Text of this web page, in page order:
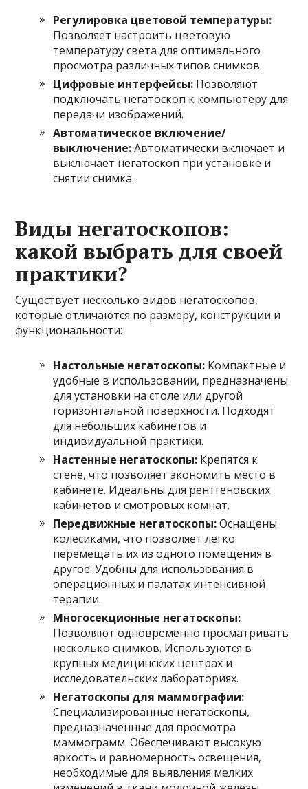
Регулировка цветовой температуры:
Позволяет настроить цветовую
температуру света для оптимального
просмотра различных типов снимков.
Цифровые интерфейсы: Позволяют
подключать негатоскоп к компьютеру для
передачи изображений.
Автоматическое включение/
выключение:Автоматически включает и
выключает негатоскоп при установке и
снятии снимка.
Виды негатоскопов:
какой выбрать для своей
практики?
Существует несколько видов негатоскопов,
которые отличаются по размеру, конструкции и
функциональности:
Настольные негатоскопы: Компактные и
удобные в использовании, предназначены
для установки на столе или другой
горизонтальной поверхности. Подходят
для небольших кабинетов и
индивидуальной практики.
Настенные негатоскопы: Крепятся к
стене, что позволяет экономить место в
кабинете. Идеальны для рентгеновских
кабинетов и смотровых комнат.
Передвижные негатоскопы:Оснащены
колесиками, что позволяет легко
перемещать их из одного помещения в
другое. Удобны для использования в
операционных и палатах интенсивной
терапии.
Многосекционные негатоскопы:
Позволяют одновременно просматривать
несколько снимков. Используются в
крупных медицинских центрах и
исследовательских лабораториях.
Негатоскопы для маммографии:
Специализированные негатоскопы,
предназначенные для просмотра
маммограмм. Обеспечивают высокую
яркость и равномерность освещения,
необходимые для выявления мелких